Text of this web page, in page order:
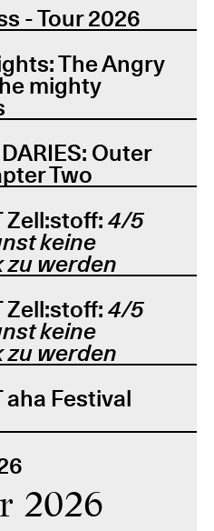
- Tour 2026
The Angry
mighty
Outer
Two
Zell:stoff: 4/5
keine
zu werden
Zell:stoff: 4/5
keine
zu werden
aha Festival
2026